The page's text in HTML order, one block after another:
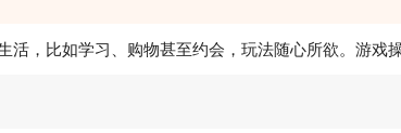
，比如学习、购物甚至约会，玩法随心所欲。游戏